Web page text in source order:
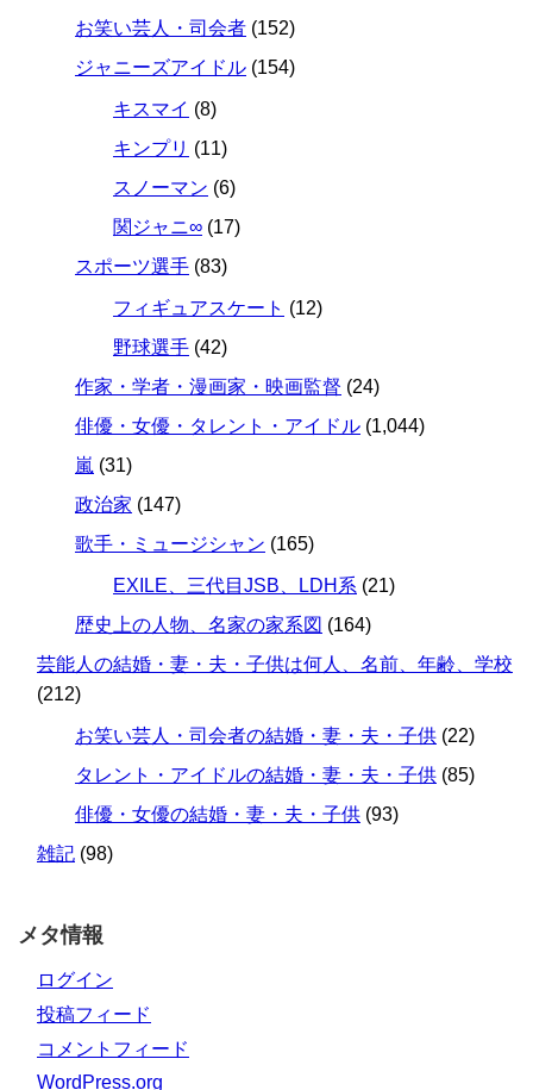
お笑い芸人・司会者 (152)
ジャニーズアイドル (154)
キスマイ (8)
キンプリ (11)
スノーマン (6)
関ジャニ∞ (17)
スポーツ選手 (83)
フィギュアスケート (12)
野球選手 (42)
作家・学者・漫画家・映画監督 (24)
俳優・女優・タレント・アイドル (1,044)
嵐 (31)
政治家 (147)
歌手・ミュージシャン (165)
EXILE、三代目JSB、LDH系 (21)
歴史上の人物、名家の家系図 (164)
芸能人の結婚・妻・夫・子供は何人、名前、年齢、学校
(212)
お笑い芸人・司会者の結婚・妻・夫・子供 (22)
タレント・アイドルの結婚・妻・夫・子供 (85)
俳優・女優の結婚・妻・夫・子供 (93)
雑記 (98)
メタ情報
ログイン
投稿フィード
コメントフィード
WordPress.org